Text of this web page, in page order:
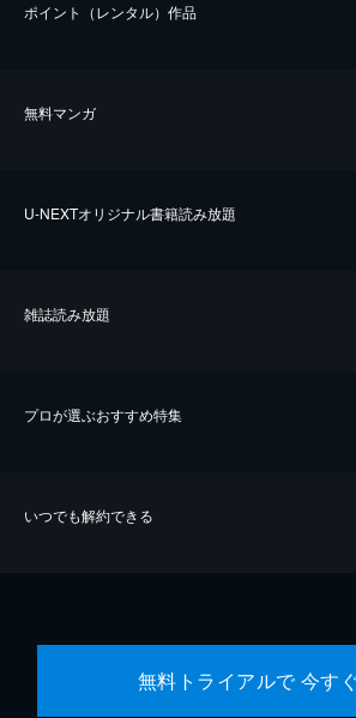
ポイント（レンタル）作品
無料マンガ
U-NEXTオリジナル書籍読み放題
雑誌読み放題
プロが選ぶおすすめ特集
いつでも解約できる
無料トライアルで 今す